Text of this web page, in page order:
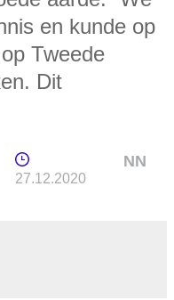
en kunde op
Tweede
Dit
27.12.2020
NN